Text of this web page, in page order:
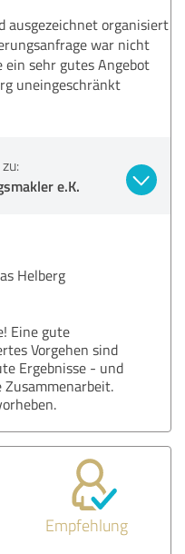
ausgezeichnet organisiert
war nicht
sehr gutes Angebot
uneingeschränkt
e.K.
Helberg
Eine gute
Vorgehen sind
Ergebnisse - und
Empfehlung